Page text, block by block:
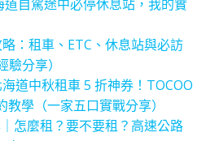
道自駕途中必停休息站，我的實
：租車、ETC、休息站與必訪
分享）
道中秋租車 5 折神券！TOCOO
學（一家五口實戰分享）
怎麼租？要不要租？高速公路